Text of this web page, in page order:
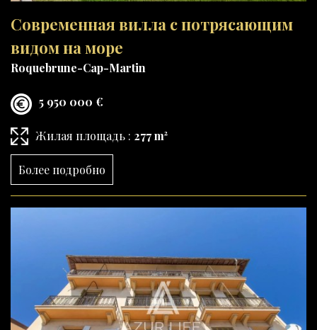
Современная вилла с потрясающим
видом на море
Roquebrune-Cap-Martin
5 950 000 €
Жилая площадь : 277 m²
Более подробно